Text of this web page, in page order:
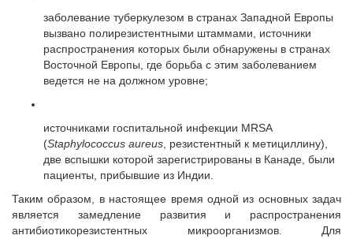
заболевание туберкулезом в странах Западной Европы
вызвано полирезистентными штаммами, источники
распространения которых были обнаружены в странах
Восточной Европы, где борьба с этим заболеванием
ведется не на должном уровне;
источниками госпитальной инфекции MRSA
(Staphylococcus aureus , резистентный к метициллину),
две вспышки которой зарегистрированы в Канаде, были
пациенты, прибывшие из Индии.
Таким образом, в настоящее время одной из основных задач
является замедление развития и распространения
антибиотикорезистентных микроорганизмов. Для